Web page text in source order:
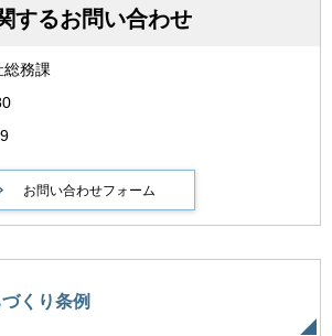
するお問い合わせ
総務課
くり条例